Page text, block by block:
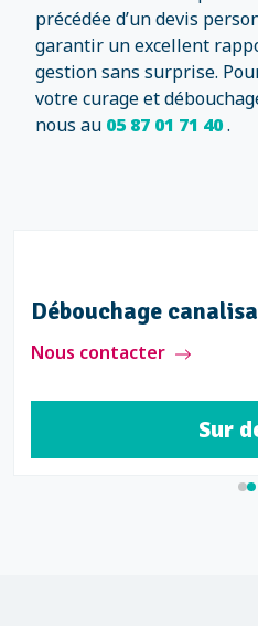
précédée d’un devis
garantir un excellent
gestion sans surprise.
votre curage et
nous au 05 87 01 71 40.
Débouchage
Nous contacter
Sur